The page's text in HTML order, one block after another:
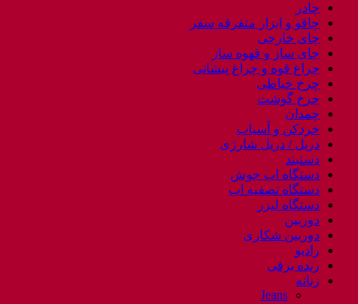
چادر
چاقو و ابزار متفرقه سفر
چای خارجی
چای ساز و قهوه ساز
چراغ قوه و چراغ پیشانی
چرخ خیاطی
چرخ گوشت
چمدان
خردکن و آسیاب
دریل / دریل شارژی
دستبند
دستگاه اب جوش
دستگاه تصفیه اب
دستگاه لیزر
دوربین
دوربین شکاری
رادیو
رنده برقی
زنانه
Jeans